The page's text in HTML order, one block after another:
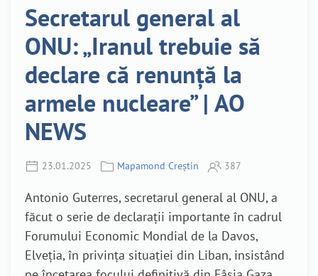
Secretarul general al
ONU: „Iranul trebuie să
declare că renunță la
armele nucleare” | AO
NEWS
23.01.2025 Mapamond Creștin 387
Antonio Guterres, secretarul general al ONU, a
făcut o serie de declarații importante în cadrul
Forumului Economic Mondial de la Davos,
Elveția, în privința situației din Liban, insistând